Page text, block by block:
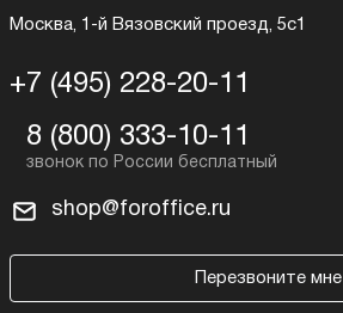
Москва, 1-й Вязовский проезд, 5с1
+7 (495) 228-20-11
8 (800) 333-10-11
shop@foroffice.ru
Перезвоните мне